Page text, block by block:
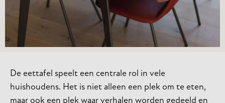
De eettafel speelt een centrale rol in vele
huishoudens. Het is niet alleen een plek om te eten,
maar ook een plek waar verhalen worden gedeeld en